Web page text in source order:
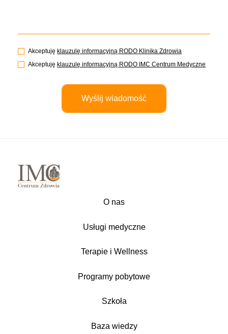
Akceptuję klauzulę informacyjną RODO Klinika Zdrowia
Akceptuję klauzulę informacyjną RODO IMC Centrum Medyczne
O nas
Usługi medyczne
Terapie i Wellness
Programy pobytowe
Szkoła
Baza wiedzy